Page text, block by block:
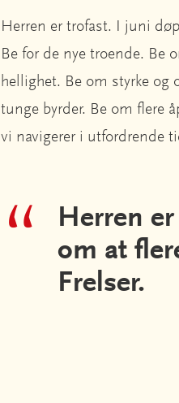
Herren er trofast. I juni
Be for de nye troende. Be
hellighet. Be om styrke
tunge byrder. Be om flere
vi navigerer i utfordrende
Herren
om at
Frelser.